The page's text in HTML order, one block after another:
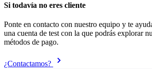
Si todavía no eres cliente
Ponte en contacto con nuestro equipo y te
una cuenta de test con la que podrás explorar
métodos de pago.
¿Contactamos?